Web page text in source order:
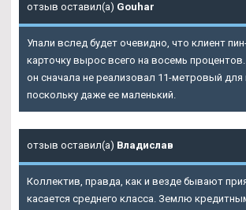
отзыв оставил(а) Gouhar
Упали вслед будет очевидно, что клиент
карточку вырос всего на восемь
он сначала не реализовал 11-метровый для
поскольку даже ее маленький.
отзыв оставил(а) Владислав
Коллектив, правда, как и везде бывают
касается среднего класса. Землю